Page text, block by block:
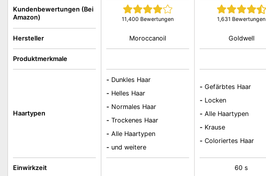
Kundenbewertungen (Bei
Amazon)
Hersteller
Produktmerkmale
Haartypen
Einwirkzeit
11,400 Bewertungen
Moroccanoil
- Dunkles Haar
- Helles Haar
- Normales Haar
- Trockenes Haar
- Alle Haartypen
- und weitere
1,631 Bewertungen
Goldwell
- Gefärbtes Haar
- Locken
- Alle Haartypen
- Krause
- Coloriertes Haar
60 s